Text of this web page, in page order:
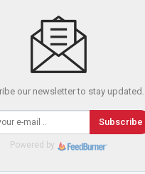
our newsletter to stay updated.
Subscribe
Powered by